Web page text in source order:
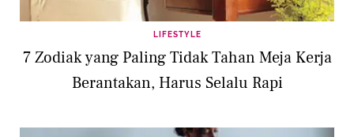
LIFESTYLE
7 Zodiak yang Paling Tidak Tahan Meja Kerja
Berantakan, Harus Selalu Rapi